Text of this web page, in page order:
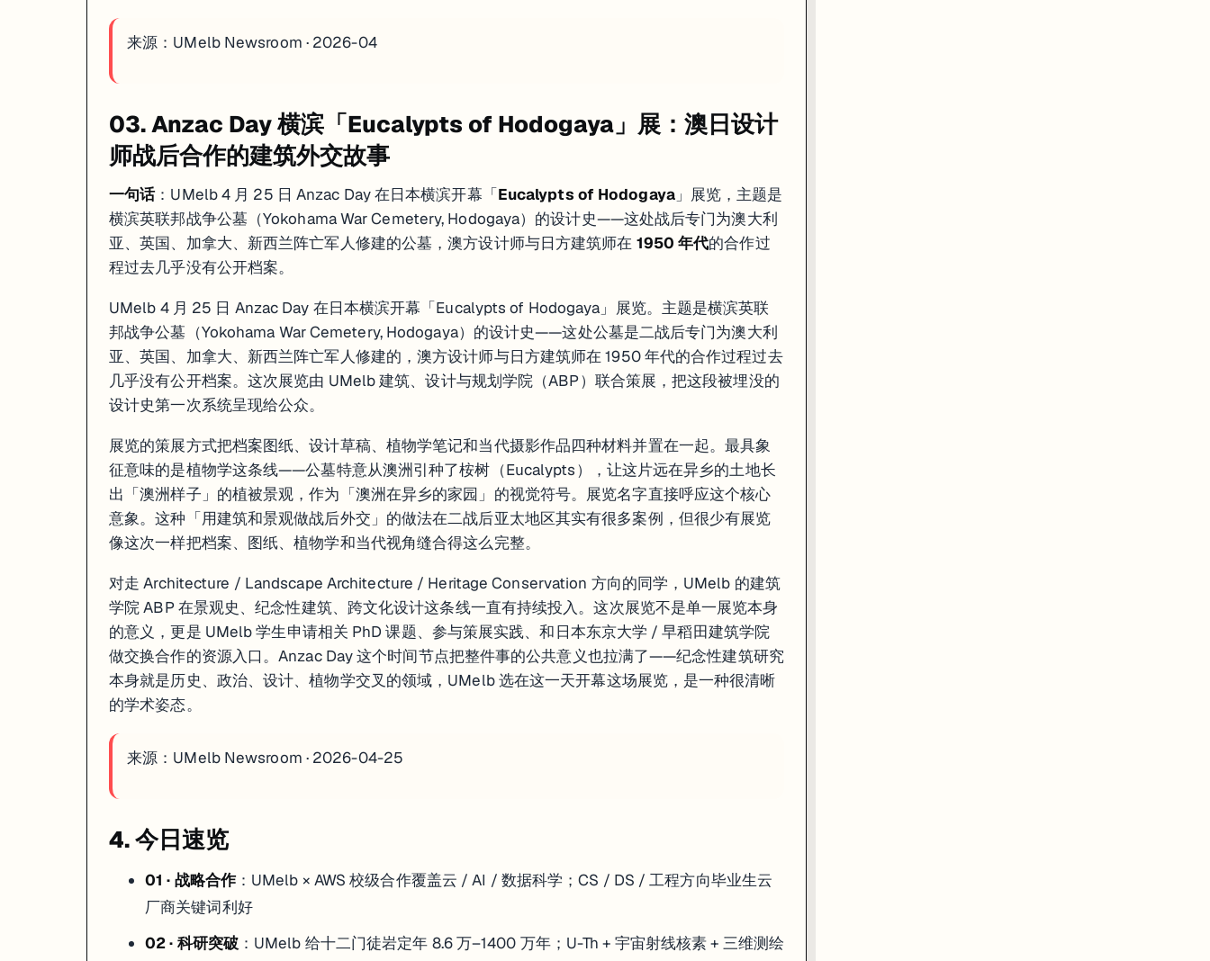
来源： UMelb Newsroom · 2026-04
03. Anzac Day 横滨「Eucalypts of Hodogaya」展：澳日设计
师战后合作的建筑外交故事
一句话：UMelb 4 月 25 日 Anzac Day 在日本横滨开幕「Eucalypts of Hodogaya」展览，主题是
横滨英联邦战争公墓（Yokohama War Cemetery, Hodogaya）的设计史——这处战后专门为澳大利
亚、英国、加拿大、新西兰阵亡军人修建的公墓，澳方设计师与日方建筑师在 1950 年代的合作过
程过去几乎没有公开档案。
UMelb 4 月 25 日 Anzac Day 在日本横滨开幕「Eucalypts of Hodogaya」展览。主题是横滨英联
邦战争公墓（Yokohama War Cemetery, Hodogaya）的设计史——这处公墓是二战后专门为澳大利
亚、英国、加拿大、新西兰阵亡军人修建的，澳方设计师与日方建筑师在 1950 年代的合作过程过去
几乎没有公开档案。这次展览由 UMelb 建筑、设计与规划学院（ABP）联合策展，把这段被埋没的
设计史第一次系统呈现给公众。
展览的策展方式把档案图纸、设计草稿、植物学笔记和当代摄影作品四种材料并置在一起。最具象
征意味的是植物学这条线——公墓特意从澳洲引种了桉树（Eucalypts），让这片远在异乡的土地长
出「澳洲样子」的植被景观，作为「澳洲在异乡的家园」的视觉符号。展览名字直接呼应这个核心
意象。这种「用建筑和景观做战后外交」的做法在二战后亚太地区其实有很多案例，但很少有展览
像这次一样把档案、图纸、植物学和当代视角缝合得这么完整。
对走 Architecture / Landscape Architecture / Heritage Conservation 方向的同学，UMelb 的建筑
学院 ABP 在景观史、纪念性建筑、跨文化设计这条线一直有持续投入。这次展览不是单一展览本身
的意义，更是 UMelb 学生申请相关 PhD 课题、参与策展实践、和日本东京大学 / 早稻田建筑学院
做交换合作的资源入口。Anzac Day 这个时间节点把整件事的公共意义也拉满了——纪念性建筑研究
本身就是历史、政治、设计、植物学交叉的领域，UMelb 选在这一天开幕这场展览，是一种很清晰
的学术姿态。
来源： UMelb Newsroom · 2026-04-25
4. 今日速览
01 · 战略合作：UMelb × AWS 校级合作覆盖云 / AI / 数据科学；CS / DS / 工程方向毕业生云
厂商关键词利好
02 · 科研突破：UMelb 给十二门徒岩定年 8.6 万–1400 万年；U-Th + 宇宙射线核素 + 三维测绘